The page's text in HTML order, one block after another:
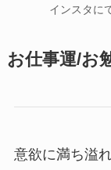
インスタに
お仕事運/お
意欲に満ち溢